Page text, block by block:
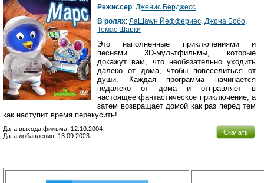
Режиссер: Дженис Бёрджесс
В ролях: ЛаШаwн Йеффериес Джона Бобо
Томас Шарки
Это наполненные приключениями и
песнями 3D-мультфильмы, которые
докажут вам, что необязательно уходить
далеко от дома, чтобы повеселиться от
души. Каждая программа начинается
недалеко от дома и отправляет в
настоящее фантастическое приключение, а
затем возвращает домой как раз перед тем
как наступит время перекусить!
Скачать
Дата выхода фильма: 12.10.2004
Дата добавления: 13.09.2023